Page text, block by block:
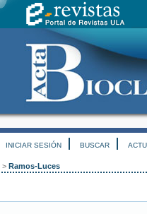
INICIAR SESIÓN BUSCAR
> Ramos-Luces